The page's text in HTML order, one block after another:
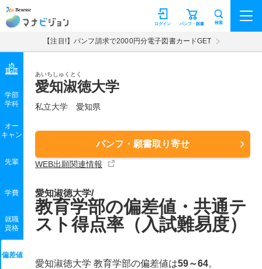
マナビジョン パンフ・願書
ログイン 検索
【注目!】パンフ請求で2000円分電子図書カードGET
あいちしゅくとく
愛知淑徳大学
私立大学 愛知県
パンフ・願書取り寄せ
WEB出願関連情報
学部
学科
オー
キャン
先輩
学費
就職
資格
偏差値
愛知淑徳大学/
教育学部の偏差値・共通テ
スト得点率（入試難易度）
愛知淑徳大学 教育学部の偏差値は59～64。